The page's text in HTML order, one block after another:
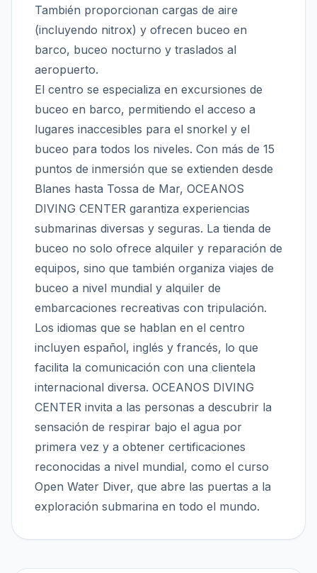
También proporcionan cargas de aire
(incluyendo nitrox) y ofrecen buceo en
barco, buceo nocturno y traslados al
aeropuerto.
El centro se especializa en excursiones de
buceo en barco, permitiendo el acceso a
lugares inaccesibles para el snorkel y el
buceo para todos los niveles. Con más de 15
puntos de inmersión que se extienden desde
Blanes hasta Tossa de Mar, OCEANOS
DIVING CENTER garantiza experiencias
submarinas diversas y seguras. La tienda de
buceo no solo ofrece alquiler y reparación de
equipos, sino que también organiza viajes de
buceo a nivel mundial y alquiler de
embarcaciones recreativas con tripulación.
Los idiomas que se hablan en el centro
incluyen español, inglés y francés, lo que
facilita la comunicación con una clientela
internacional diversa. OCEANOS DIVING
CENTER invita a las personas a descubrir la
sensación de respirar bajo el agua por
primera vez y a obtener certificaciones
reconocidas a nivel mundial, como el curso
Open Water Diver, que abre las puertas a la
exploración submarina en todo el mundo.